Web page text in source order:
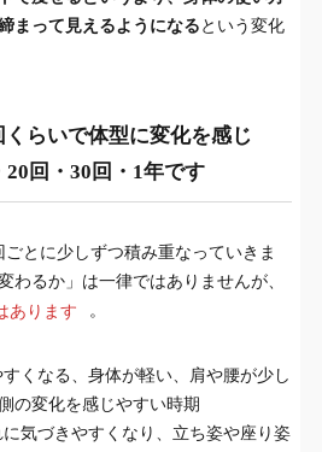
？
化を感じやすくするコツ
まって見えるようになる という変化
くらいで体型に変化を感じ
回・30回・1年です
とに少しずつ積み重なっていきま
わるか」は一律ではありませんが、
あります
。
くなる、身体が軽い、肩や腰が少し
の変化を感じやすい時期
気づきやすくなり、立ち姿や座り姿